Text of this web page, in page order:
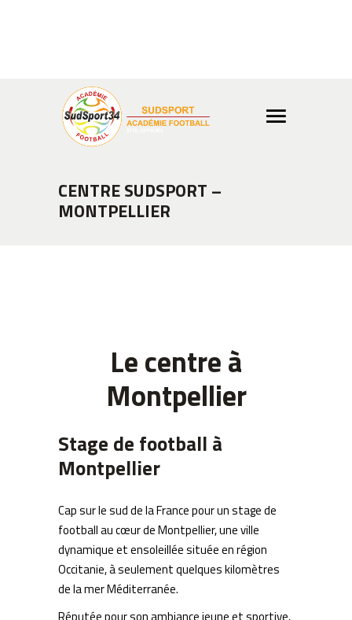
CENTRE SUDSPORT –
MONTPELLIER
Le centre à
Montpellier
Stage de football à
Montpellier
Cap sur le sud de la France pour un stage de
football au cœur de Montpellier, une ville
dynamique et ensoleillée située en région
Occitanie, à seulement quelques kilomètres
de la mer Méditerranée.
Réputée pour son ambiance jeune et sportive,